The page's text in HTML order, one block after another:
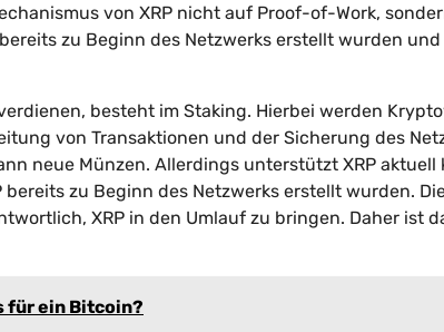
von XRP nicht auf Proof-of-Work,
zu Beginn des Netzwerks erstellt wurden
besteht im Staking. Hierbei werden
von Transaktionen und der Sicherung des
neue Münzen. Allerdings unterstützt XRP
bereits zu Beginn des Netzwerks erstellt wurden.
XRP in den Umlauf zu bringen. Daher ist
für ein Bitcoin?